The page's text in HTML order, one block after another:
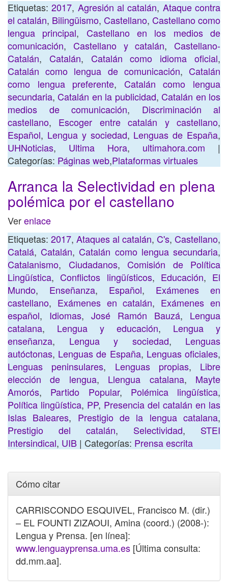
Etiquetas:2017, Agresión al catalán, Ataque contra
el catalán, Bilingüismo, Castellano, Castellano como
lengua principal, Castellano en los medios de
comunicación, Castellano y catalán, Castellano-
Catalán, Catalán, Catalán como idioma oficial,
Catalán como lengua de comunicación,Catalán
como lengua preferente, Catalán como lengua
secundaria,Catalán en la publicidad,Catalán en los
medios de comunicación, Discriminación al
castellano, Escoger entre catalán y castellano,
Español, Lengua y sociedad, Lenguas de España,
UHNoticias, Ultima Hora, ultimahora.com |
Categorías: Páginas web,Plataformas virtuales
Arranca la Selectividad en plena
polémica por el castellano
Verenlace
Etiquetas: 2017, Ataques al catalán, C's, Castellano,
Catalá,Catalán,Catalán como lengua secundaria,
Catalanismo, Ciudadanos, Comisión de Política
Lingüística,Conflictos lingüísticos, Educación, El
Mundo, Enseñanza, Español, Exámenes en
castellano, Exámenes en catalán, Exámenes en
español, Idiomas, José Ramón Bauzá, Lengua
catalana, Lengua y educación, Lengua y
enseñanza, Lengua y sociedad, Lenguas
autóctonas, Lenguas de España, Lenguas oficiales,
Lenguas peninsulares, Lenguas propias, Libre
elección de lengua, Llengua catalana, Mayte
Amorós, Partido Popular, Polémica lingüística,
Política lingüística, PP, Presencia del catalán en las
Islas Baleares, Prestigio de la lengua catalana,
Prestigio del catalán, Selectividad, STEI
Intersindical, UIB | Categorías: Prensa escrita
Cómo citar
CARRISCONDO ESQUIVEL, Francisco M. (dir.)
– EL FOUNTI ZIZAOUI, Amina (coord.) (2008-):
Lengua y Prensa. [en línea]:
www.lenguayprensa.uma.es [Última consulta:
dd.mm.aa].